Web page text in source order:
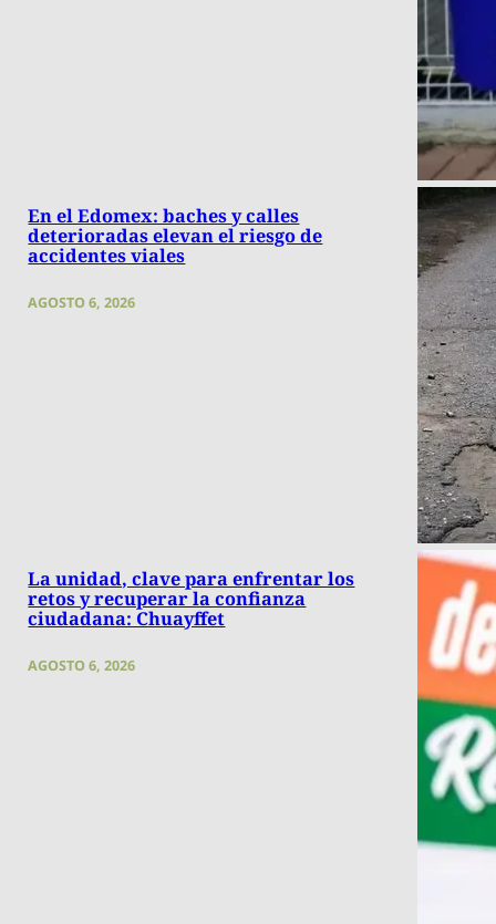
En el Edomex: baches y calles
deterioradas elevan el riesgo de
accidentes viales
AGOSTO 6, 2026
La unidad, clave para enfrentar los
retos y recuperar la confianza
ciudadana: Chuayffet
AGOSTO 6, 2026